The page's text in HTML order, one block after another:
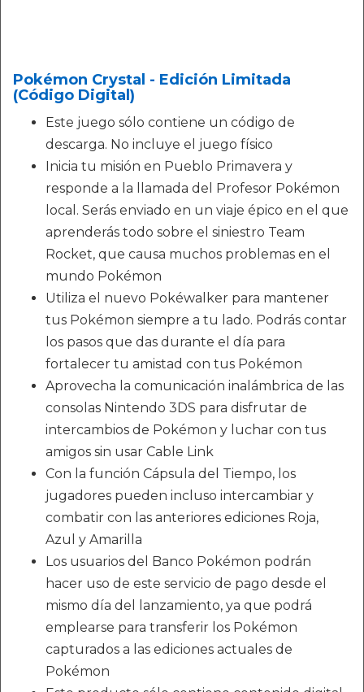
Pokémon Crystal - Edición Limitada
(Código Digital)
Este juego sólo contiene un código de
descarga. No incluye el juego físico
Inicia tu misión en Pueblo Primavera y
responde a la llamada del Profesor Pokémon
local. Serás enviado en un viaje épico en el que
aprenderás todo sobre el siniestro Team
Rocket, que causa muchos problemas en el
mundo Pokémon
Utiliza el nuevo Pokéwalker para mantener
tus Pokémon siempre a tu lado. Podrás contar
los pasos que das durante el día para
fortalecer tu amistad con tus Pokémon
Aprovecha la comunicación inalámbrica de las
consolas Nintendo 3DS para disfrutar de
intercambios de Pokémon y luchar con tus
amigos sin usar Cable Link
Con la función Cápsula del Tiempo, los
jugadores pueden incluso intercambiar y
combatir con las anteriores ediciones Roja,
Azul y Amarilla
Los usuarios del Banco Pokémon podrán
hacer uso de este servicio de pago desde el
mismo día del lanzamiento, ya que podrá
emplearse para transferir los Pokémon
capturados a las ediciones actuales de
Pokémon